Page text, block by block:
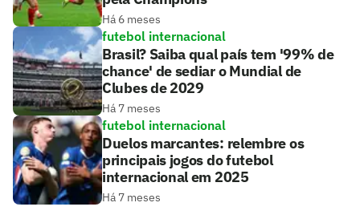
Há 6 meses
futebol internacional
Brasil? Saiba qual país tem '99% de
chance' de sediar o Mundial de
Clubes de 2029
Há 7 meses
futebol internacional
Duelos marcantes: relembre os
principais jogos do futebol
internacional em 2025
Há 7 meses